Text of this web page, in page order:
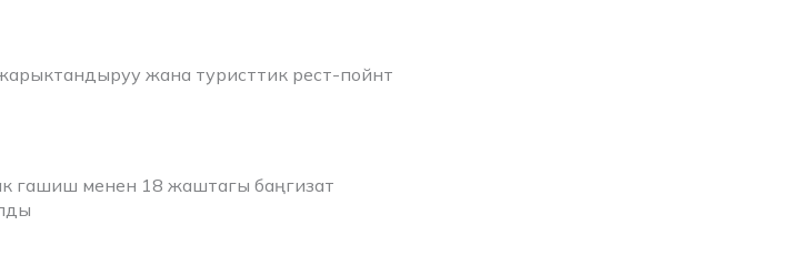
жана туристтик рест-пойнт
гашиш менен 18 жаштагы баңгизат